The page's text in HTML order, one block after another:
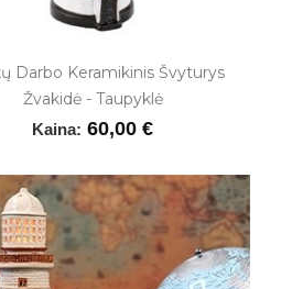
Darbo Keramikinis Švyturys
Žvakidė - Taupyklė
Kaina: 60,00 €